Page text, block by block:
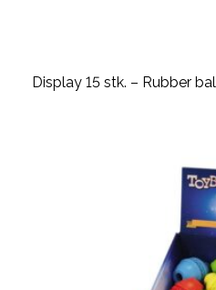
Display 15 stk. – Rubber